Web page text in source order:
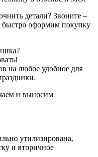
детали? Звоните –
оформим покупку
на любое удобное для
и выносим
утилизирована,
и вторичное